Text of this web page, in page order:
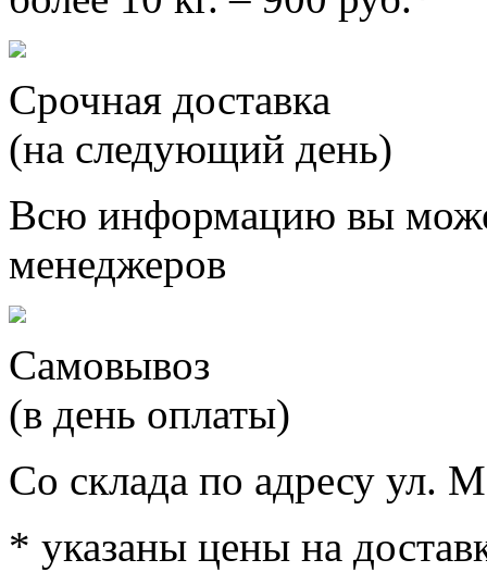
Срочная доставка
(на следующий день)
Всю информацию вы
менеджеров
Самовывоз
(в день оплаты)
Со склада по адресу ул.
* указаны цены на